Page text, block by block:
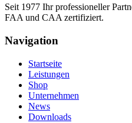
Seit 1977 Ihr professioneller
FAA und CAA zertifiziert.
Navigation
Startseite
Leistungen
Shop
Unternehmen
News
Downloads